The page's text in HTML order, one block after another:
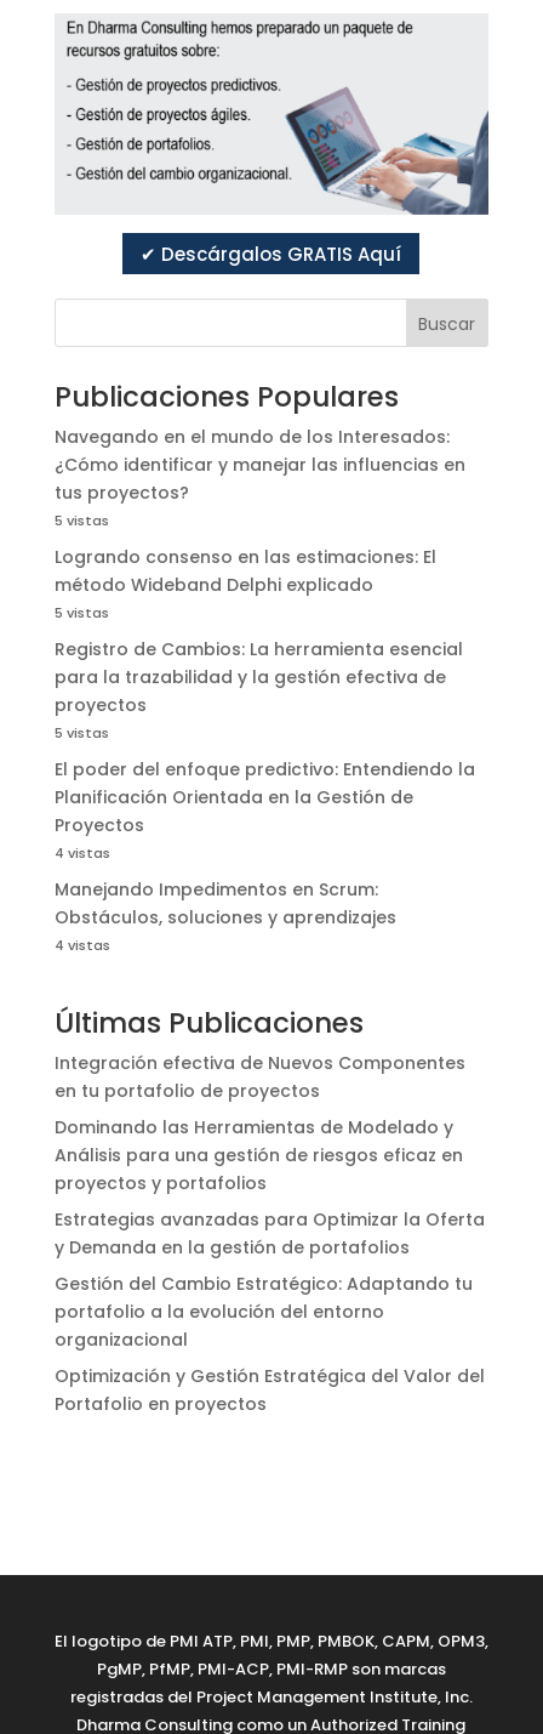
✔ Descárgalos GRATIS Aquí
Buscar
Publicaciones Populares
Navegando en el mundo de los Interesados:
¿Cómo identificar y manejar las influencias en
tus proyectos?
5 vistas
Logrando consenso en las estimaciones: El
método Wideband Delphi explicado
5 vistas
Registro de Cambios: La herramienta esencial
para la trazabilidad y la gestión efectiva de
proyectos
5 vistas
El poder del enfoque predictivo: Entendiendo la
Planificación Orientada en la Gestión de
Proyectos
4 vistas
Manejando Impedimentos en Scrum:
Obstáculos, soluciones y aprendizajes
4 vistas
Últimas Publicaciones
Integración efectiva de Nuevos Componentes
en tu portafolio de proyectos
Dominando las Herramientas de Modelado y
Análisis para una gestión de riesgos eficaz en
proyectos y portafolios
Estrategias avanzadas para Optimizar la Oferta
y Demanda en la gestión de portafolios
Gestión del Cambio Estratégico: Adaptando tu
portafolio a la evolución del entorno
organizacional
Optimización y Gestión Estratégica del Valor del
Portafolio en proyectos
El logotipo de PMI ATP, PMI, PMP, PMBOK, CAPM, OPM3,
PgMP, PfMP, PMI-ACP, PMI-RMP son marcas
registradas del Project Management Institute, Inc.
Dharma Consulting como un Authorized Training